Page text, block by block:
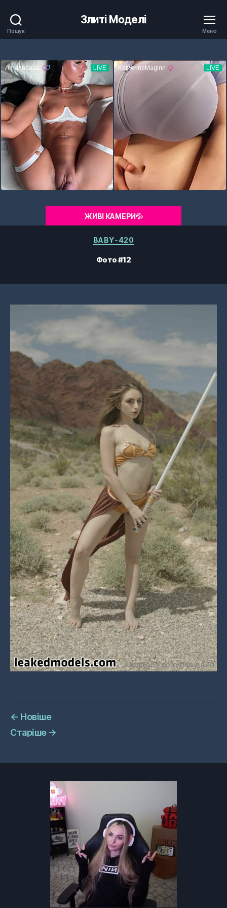
Пошук
Злиті Моделі
Меню
ЖИВІ КАМЕРИ💦
Категорії
BABY-420
Фото #12
← Новіше
Старіше →